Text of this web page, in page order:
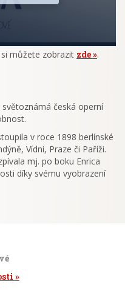
můžete zobrazit zde .
česká operní
v roce 1898 berlínské
Vídni, Praze či Paříži.
mj. po boku Enrica
díky svému vyobrazení